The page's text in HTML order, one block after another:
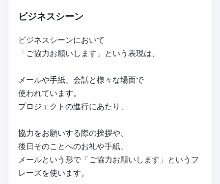
ビジネスシーン
ビジネスシーンにおいて
「ご協力お願いします」という表現は、
メールや手紙、会話と様々な場面で
使われています。
プロジェクトの進行にあたり、
協力をお願いする際の挨拶や、
後日そのことへのお礼や手紙、
メールという形で「ご協力お願いします」というフ
レーズを使います。